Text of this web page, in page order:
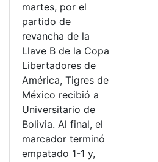
martes, por el
partido de
revancha de la
Llave B de la Copa
Libertadores de
América, Tigres de
México recibió a
Universitario de
Bolivia. Al final, el
marcador terminó
empatado 1-1 y,